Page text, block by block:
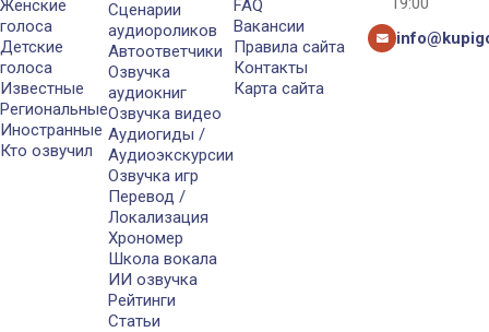
Женские
голоса
Детские
голоса
Известные
Региональные
Иностранные
Кто озвучил
Сценарии
аудиороликов
Автоответчики
Озвучка
аудиокниг
Озвучка видео
Аудиогиды /
Аудиоэкскурсии
Озвучка игр
Перевод /
Локализация
Хрономер
Школа вокала
ИИ озвучка
Рейтинги
Статьи
FAQ
Вакансии
Правила сайта
Контакты
Карта сайта